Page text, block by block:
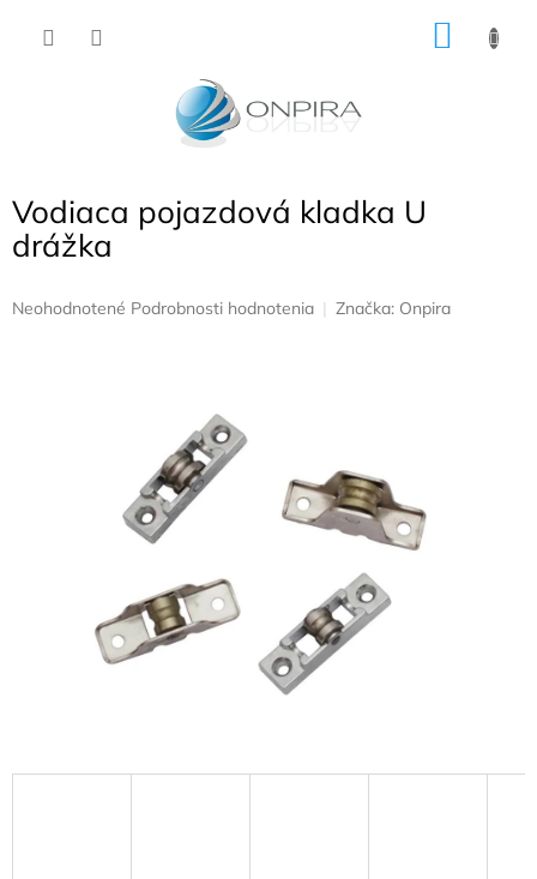
Vodiaca pojazdová kladka U
drážka
Priemerné
Neohodnotené Podrobnosti hodnotenia Značka: Onpira